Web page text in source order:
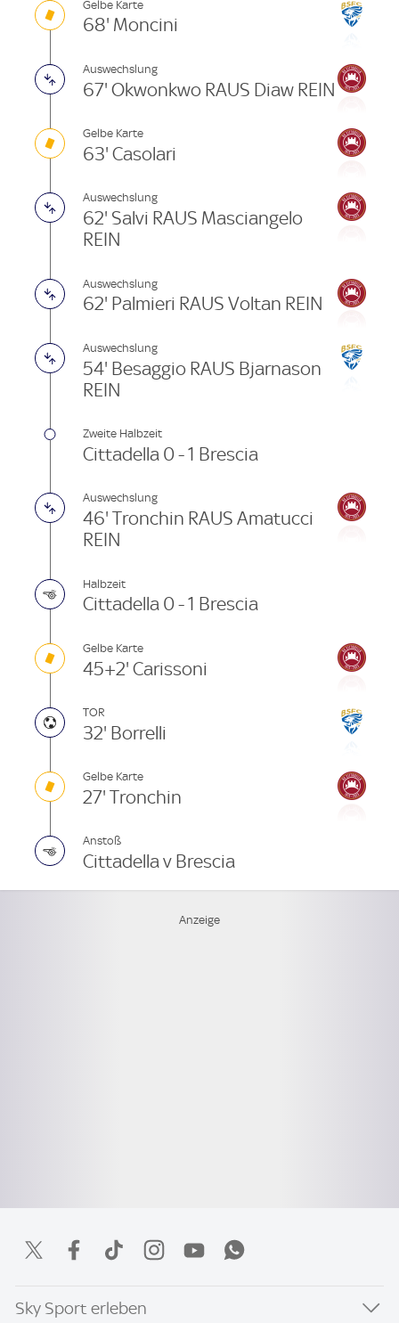
Gelbe Karte
68' Moncini
Auswechslung
67' Okwonkwo RAUS Diaw REIN
Gelbe Karte
63' Casolari
Auswechslung
62' Salvi RAUS Masciangelo
REIN
Auswechslung
62' Palmieri RAUS Voltan REIN
Auswechslung
54' Besaggio RAUS Bjarnason
REIN
Zweite Halbzeit
Cittadella 0 - 1 Brescia
Auswechslung
46' Tronchin RAUS Amatucci
REIN
Halbzeit
Cittadella 0 - 1 Brescia
Gelbe Karte
45+2' Carissoni
TOR
32' Borrelli
Gelbe Karte
27' Tronchin
Anstoß
Cittadella v Brescia
Sky Sport erleben